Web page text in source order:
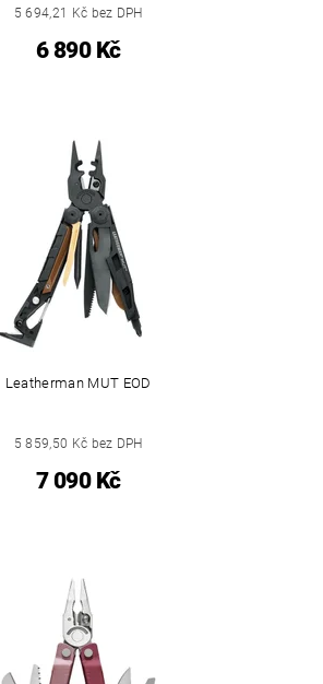
5 694,21 Kč bez DPH
6 890 Kč
Leatherman MUT EOD
5 859,50 Kč bez DPH
7 090 Kč